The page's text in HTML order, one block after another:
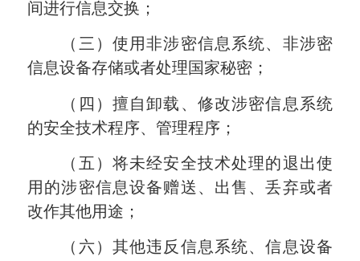
间进行信息交换；
（三）使用非涉密信息系统、非涉密
信息设备存储或者处理国家秘密；
（四）擅自卸载、修改涉密信息系统
的安全技术程序、管理程序；
（五）将未经安全技术处理的退出使
用的涉密信息设备赠送、出售、丢弃或者
改作其他用途；
（六）其他违反信息系统、信息设备